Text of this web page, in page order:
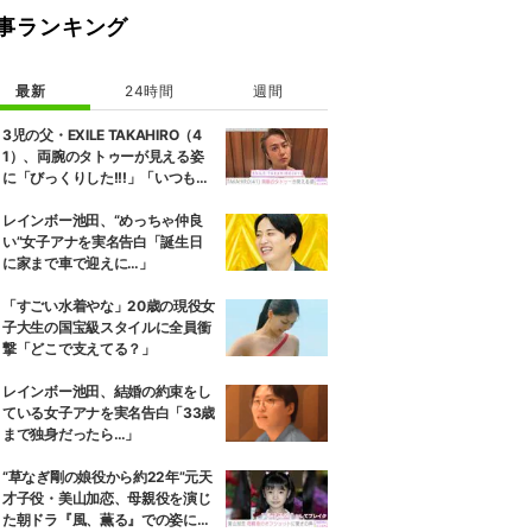
ランキング
最新 24時間 週間
3児の父・EXILE TAKAHIRO（4
1）、両腕のタトゥーが見える姿
に「びっくりした!!!」「いつもと
の反響
レインボー池田、“めっちゃ仲良
い”女子アナを実名告白「誕生日
に家まで車で迎えに…」
「すごい水着やな」20歳の現役女
子大生の国宝級スタイルに全員衝
撃「どこで支えてる？」
レインボー池田、結婚の約束をし
ている女子アナを実名告白「33歳
まで独身だったら…」
“草なぎ剛の娘役から約22年”元天
才子役・美山加恋、母親役を演じ
た朝ドラ『風、薫る』での姿に驚